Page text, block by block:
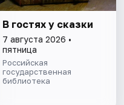
В гостях у сказки
7 августа 2026 •
пятница
Российская
государственная
библиотека